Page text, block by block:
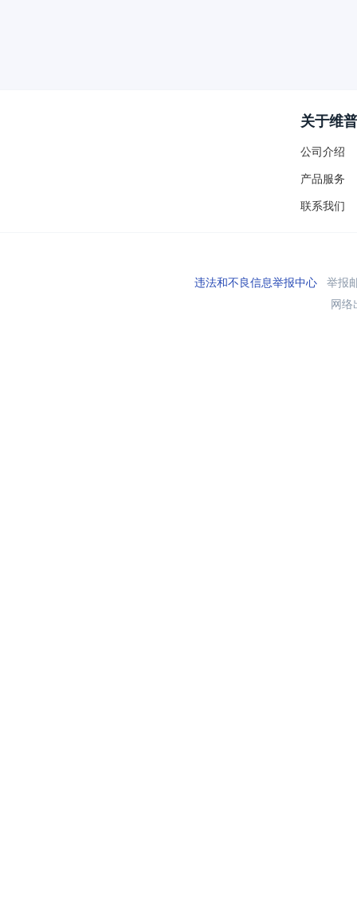
关于维普
公司介绍
产品服务
联系我们
违法和不良信息举报中心举报
网